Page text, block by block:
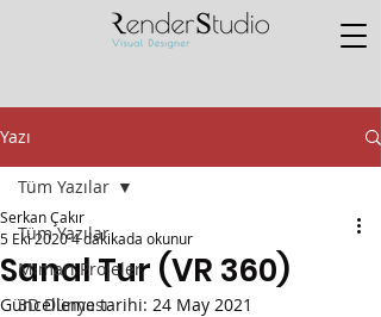
Yazı
Tüm Yazılar
Mimari Projeler
3D Dünyası
Tüm Yazılar
Sanal Tur (VR 360)
Serkan Çakır
5 Eki 20204 dakikada okunur
Güncelleme tarihi: 24 May 2021